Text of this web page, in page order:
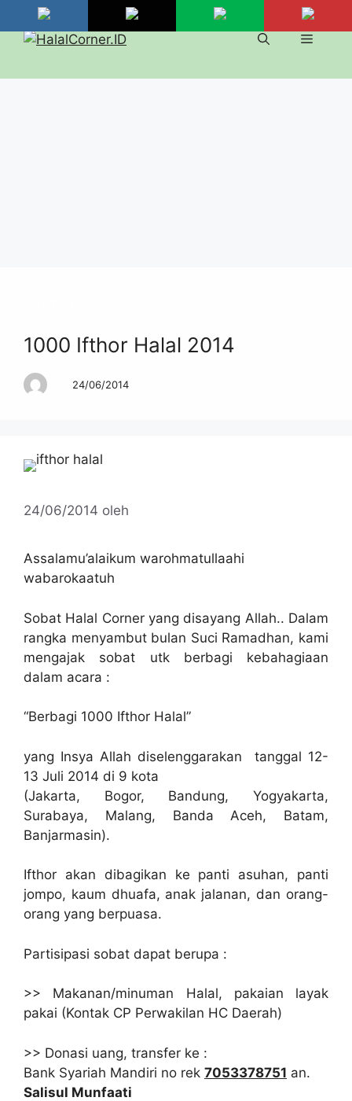
Langsung
ke
Menu
1000 Ifthor Halal 2014
24/06/2014
24/06/2014 oleh
Assalamu’alaikum warohmatullaahi
wabarokaatuh
Sobat Halal Corner yang disayang Allah.. Dalam
rangka menyambut bulan Suci Ramadhan, kami
mengajak sobat utk berbagi kebahagiaan
dalam acara :
“Berbagi 1000 Ifthor Halal”
yang Insya Allah diselenggarakan tanggal 12-
13 Juli 2014 di 9 kota
(Jakarta, Bogor, Bandung, Yogyakarta,
Surabaya, Malang, Banda Aceh, Batam,
Banjarmasin).
Ifthor akan dibagikan ke panti asuhan, panti
jompo, kaum dhuafa, anak jalanan, dan orang-
orang yang berpuasa.
Partisipasi sobat dapat berupa :
>> Makanan/minuman Halal, pakaian layak
pakai (Kontak CP Perwakilan HC Daerah)
>> Donasi uang, transfer ke :
Bank Syariah Mandiri no rek 7053378751 an.
Salisul Munfaati